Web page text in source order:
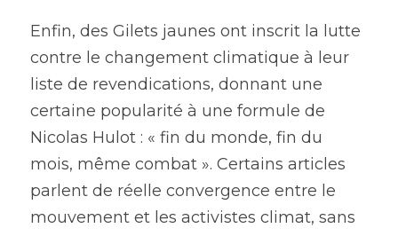
Enfin, des Gilets jaunes ont inscrit la lutte
contre le changement climatique à leur
liste de revendications, donnant une
certaine popularité à une formule de
Nicolas Hulot : « fin du monde, fin du
mois, même combat ». Certains articles
parlent de réelle convergence entre le
mouvement et les activistes climat, sans